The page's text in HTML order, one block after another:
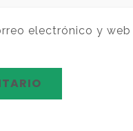
electrónico y